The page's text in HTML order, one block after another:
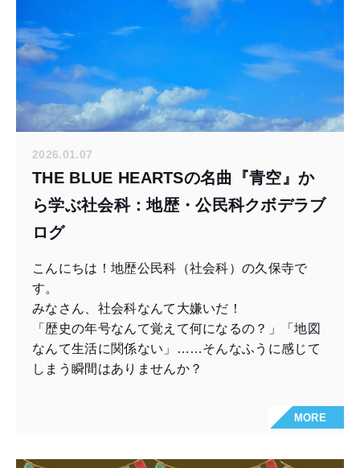
2026.01.07
THE BLUE HEARTSの名曲『青空』か
ら学ぶ社会科：地歴・公民科クボデラブ
ログ
こんにちは！地歴公民科（社会科）の久保寺で
す。
みなさん、社会科なんて大嫌いだ！
「歴史の年号なんて覚えて何になるの？」「地図
なんて生活に関係ない」……そんなふうに感じて
しまう瞬間はありませんか？
MORE